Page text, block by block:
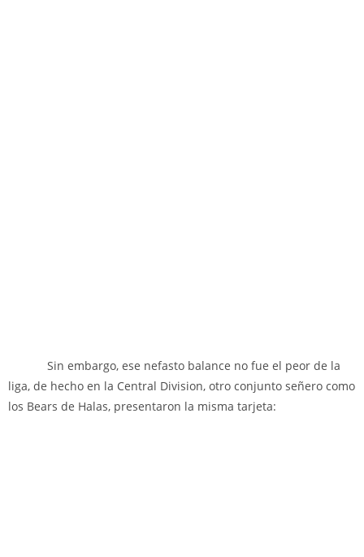
Sin embargo, ese nefasto balance no fue el peor de la
liga, de hecho en la Central Division, otro conjunto señero como
los Bears de Halas, presentaron la misma tarjeta: